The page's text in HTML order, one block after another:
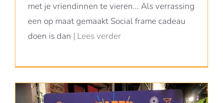
met je vriendinnen te vieren... Als verrassing
een op maat gemaakt Social frame cadeau
doen is dan | Lees verder